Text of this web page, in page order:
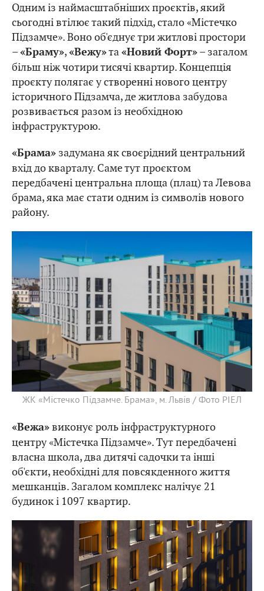
Одним із наймасштабніших проєктів, який
сьогодні втілює такий підхід, стало «Містечко
Підзамче». Воно об'єднує три житлові простори
–«Браму»,«Вежу»та«Новий Форт»– загалом
більш ніж чотири тисячі квартир. Концепція
проєкту полягає у створенні нового центру
історичного Підзамча, де житлова забудова
розвивається разом із необхідною
інфраструктурою.
«Брама» задумана як своєрідний центральний
вхід до кварталу. Саме тут проєктом
передбачені центральна площа (плац) та Левова
брама, яка має стати одним із символів нового
району.
ЖК «Містечко Підзамче. Брама», м. Львів / Фото РІЕЛ
«Вежа»виконує роль інфраструктурного
центру «Містечка Підзамче». Тут передбачені
власна школа, два дитячі садочки та інші
об'єкти, необхідні для повсякденного життя
мешканців. Загалом комплекс налічує 21
будинок і 1097 квартир.